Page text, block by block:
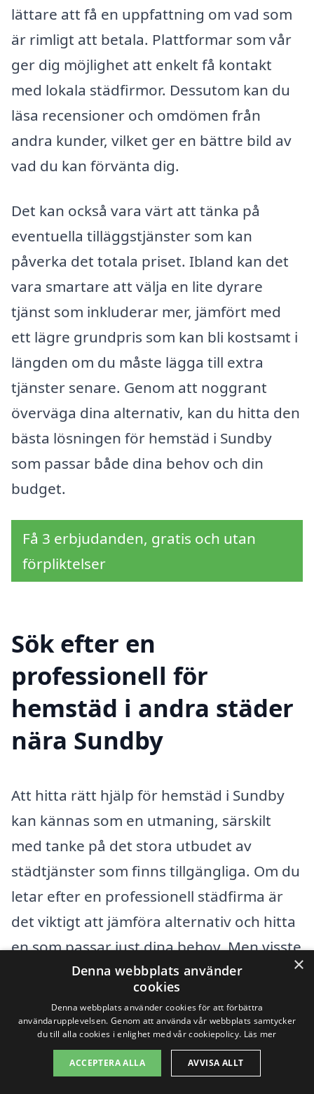
lättare att få en uppfattning om vad som
är rimligt att betala. Plattformar som vår
ger dig möjlighet att enkelt få kontakt
med lokala städfirmor. Dessutom kan du
läsa recensioner och omdömen från
andra kunder, vilket ger en bättre bild av
vad du kan förvänta dig.
Det kan också vara värt att tänka på
eventuella tilläggstjänster som kan
påverka det totala priset. Ibland kan det
vara smartare att välja en lite dyrare
tjänst som inkluderar mer, jämfört med
ett lägre grundpris som kan bli kostsamt i
längden om du måste lägga till extra
tjänster senare. Genom att noggrant
överväga dina alternativ, kan du hitta den
bästa lösningen för hemstäd i Sundby
som passar både dina behov och din
budget.
Få 3 erbjudanden, gratis och utan
förpliktelser
Sök efter en
professionell för
hemstäd i andra städer
nära Sundby
Att hitta rätt hjälp för hemstäd i Sundby
kan kännas som en utmaning, särskilt
med tanke på det stora utbudet av
städtjänster som finns tillgängliga. Om du
letar efter en professionell städfirma är
det viktigt att jämföra alternativ och hitta
en som passar just dina behov. Men visste
du att det också finns flera andra
närliggande städer där du kan hitta
kvalificerade städtjänster? Här är några
av de städer som ligger i närheten av
Sundby:
×
Denna webbplats använder
cookies
Denna webbplats använder cookies för att förbättra
användarupplevelsen. Genom att använda vår webbplats samtycker
du till alla cookies i enlighet med vår cookiepolicy. Läs mer
ACCEPTERA ALLA AVVISA ALLT